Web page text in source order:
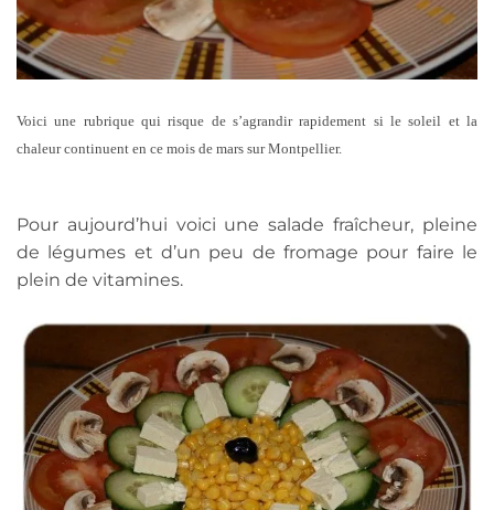
Voici une rubrique qui risque de s’agrandir rapidement si le soleil et la
chaleur continuent en ce mois de mars sur Montpellier.
Pour aujourd’hui voici une salade fraîcheur, pleine
de légumes et d’un peu de fromage pour faire le
plein de vitamines.